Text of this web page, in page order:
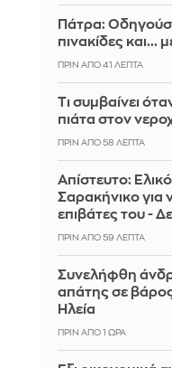
Πάτρα:
πινακίδες και...
ΠΡΙΝ ΑΠΌ 41 ΛΕΠΤΆ
Τι συμβαίνει
πιάτα στον
ΠΡΙΝ ΑΠΌ 58 ΛΕΠΤΆ
Απίστευτο:
Σαρακήνικο για
επιβάτες του -
ΠΡΙΝ ΑΠΌ 59 ΛΕΠΤΆ
Συνελήφθη
απάτης σε
Ηλεία
ΠΡΙΝ ΑΠΌ 1 ΏΡΑ